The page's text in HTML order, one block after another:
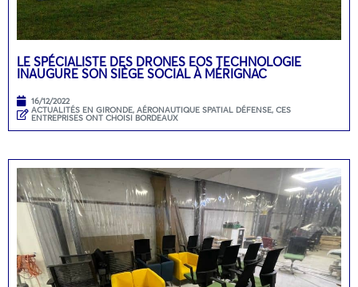
LE SPÉCIALISTE DES DRONES EOS TECHNOLOGIE
INAUGURE SON SIÈGE SOCIAL À MÉRIGNAC
16/12/2022
ACTUALITÉS EN GIRONDE, AÉRONAUTIQUE SPATIAL DÉFENSE, CES
ENTREPRISES ONT CHOISI BORDEAUX